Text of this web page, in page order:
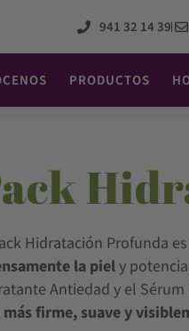
941 32 14 39
PRODUCTOS
Hidratación Profunda
la piely
Antiedad y el
firme, suave y